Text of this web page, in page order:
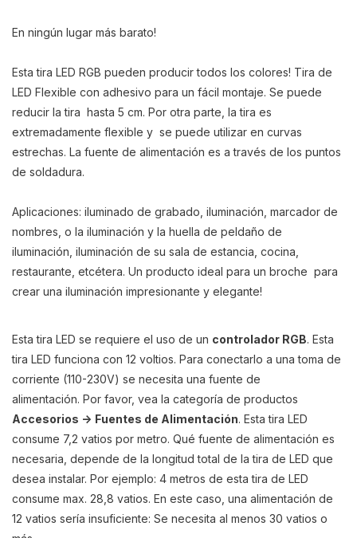
En ningún lugar más barato!
Esta tira LED RGB pueden producir todos los colores! Tira de
LED Flexible con adhesivo para un fácil montaje. Se puede
reducir la tira hasta 5 cm. Por otra parte, la tira es
extremadamente flexible y se puede utilizar en curvas
estrechas. La fuente de alimentación es a través de los puntos
de soldadura.
Aplicaciones: iluminado de grabado, iluminación, marcador de
nombres, o la iluminación y la huella de peldaño de
iluminación, iluminación de su sala de estancia, cocina,
restaurante, etcétera. Un producto ideal para un broche para
crear una iluminación impresionante y elegante!
Esta tira LED se requiere el uso de un controlador RGB. Esta
tira LED funciona con 12 voltios. Para conectarlo a una toma de
corriente (110-230V) se necesita una fuente de
alimentación. Por favor, vea la categoría de productos
Accesorios -> Fuentes de Alimentación. Esta tira LED
consume 7,2 vatios por metro. Qué fuente de alimentación es
necesaria, depende de la longitud total de la tira de LED que
desea instalar. Por ejemplo: 4 metros de esta tira de LED
consume max. 28,8 vatios. En este caso, una alimentación de
12 vatios sería insuficiente: Se necesita al menos 30 vatios o